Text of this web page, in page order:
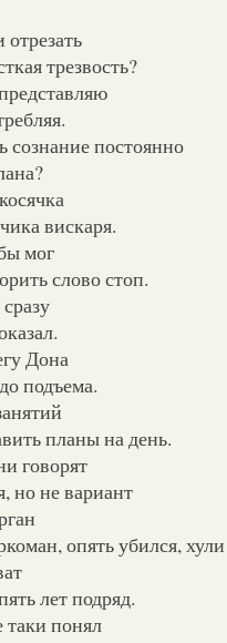
отрезать
трезвость?
сознание постоянно
вискаря.
мог
слово стоп.
Дона
подъема.
планы на день.
говорят
но не вариант
опять убился,
лет подряд.
таки понял